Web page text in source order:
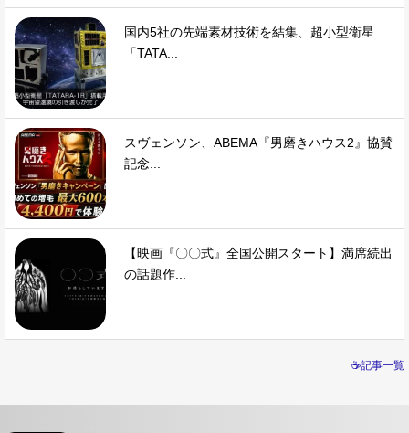
国内5社の先端素材技術を結集、超小型衛星
「TATA...
スヴェンソン、ABEMA『男磨きハウス2』協賛
記念...
【映画『〇〇式』全国公開スタート】満席続出
の話題作...
☕記事一覧